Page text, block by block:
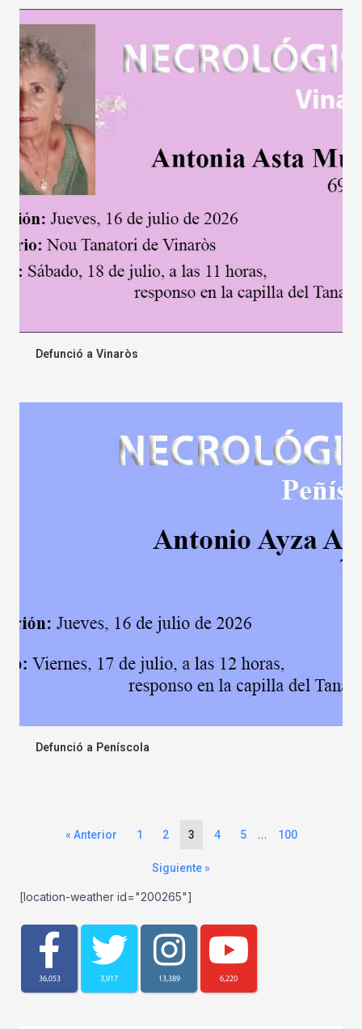
Defunció a Vinaròs
Defunció a Peníscola
« Anterior 1 2 3 4 5 … 100
Siguiente »
[location-weather id="200265"]
36,053 3,917 13,389 6,220